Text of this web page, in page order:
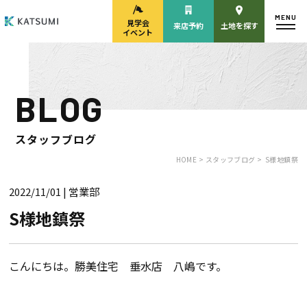
モデルハウス
来場予約
見学会・
来店予約
HOME
見学会
イベント
来店予約 土地を探す
MENU
BLOG
スタッフブログ
HOME > スタッフブログ > S様地鎮祭
2022/11/01 | 営業部
S様地鎮祭
こんにちは。勝美住宅 垂水店 八嶋です。